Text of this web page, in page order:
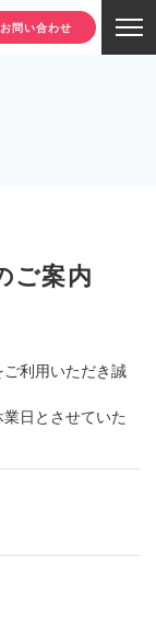
お問い合わせ
ご案内
利用いただき誠
日とさせていた